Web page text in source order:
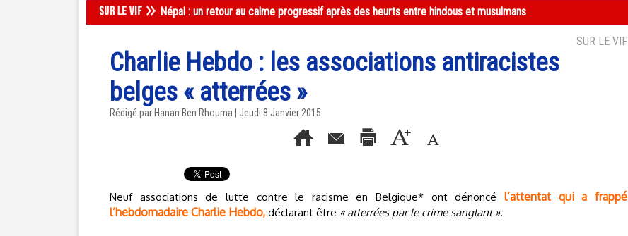
Népal : un retour au calme progressif après des heurts entre hindous et musulmans
SUR LE VIF
Charlie Hebdo : les associations antiracistes
belges « atterrées »
Rédigé par Hanan Ben Rhouma | Jeudi 8 Janvier 2015
Neuf associations de lutte contre le racisme en Belgique* ont dénoncél’attentat qui a frappé
l’hebdomadaire Charlie Hebdo, déclarant être « atterrées par le crime sanglant ».